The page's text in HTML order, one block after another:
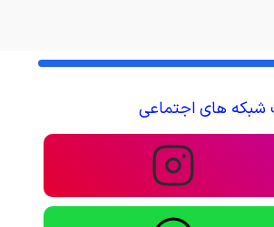
شبکه های اجتماعی